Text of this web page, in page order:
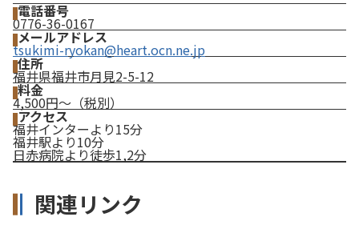
電話番号
0776-36-0167
メールアドレス
tsukimi-ryokan@heart.ocn.ne.jp
住所
福井県福井市月見2-5-12
料金
4,500円～（税別）
アクセス
福井インターより15分
福井駅より10分
日赤病院より徒歩1,2分
関連リンク